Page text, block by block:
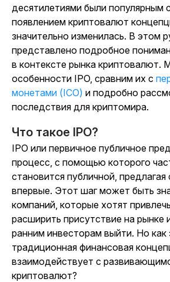
десятилетиями были популярным
появлением криптовалют
значительно изменилась. В этом
представлено подробное
в контексте рынка криптовалют.
особенности IPO, сравним их с
монетами (ICO) и подробно
последствия для криптомира.
Что такое IPO?
IPO или первичное публичное
процесс, с помощью которого
становится публичной, предлагая
впервые. Этот шаг может быть
компаний, которые хотят
расширить присутствие на рынке
ранним инвесторам выйти. Но как
традиционная финансовая
взаимодействует с
криптовалют?